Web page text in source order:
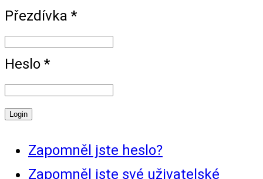
Přezdívka *
Heslo *
Zapomněl jste heslo?
Zapomněl jste své uživatelské